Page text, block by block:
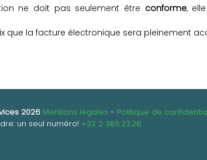
ne doit pas seulement être conforme,
que la facture électronique sera pleinement
2026 Mentions légales Politique de
un seul numéro! +32 2 385.23.26